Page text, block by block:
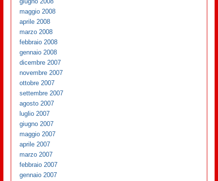
maggio 2008
aprile 2008
marzo 2008
febbraio 2008
gennaio 2008
dicembre 2007
novembre 2007
ottobre 2007
settembre 2007
agosto 2007
luglio 2007
giugno 2007
maggio 2007
aprile 2007
marzo 2007
febbraio 2007
gennaio 2007